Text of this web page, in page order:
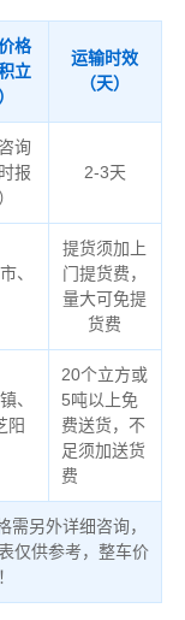
格
立
运输时效
（天）
询
报
2-3天
、
提货须加上
门提货费，
量大可免提
货费
、
阳
20个立方或
5吨以上免
费送货，不
足须加送货
费
另外详细咨询，
仅供参考，整车价